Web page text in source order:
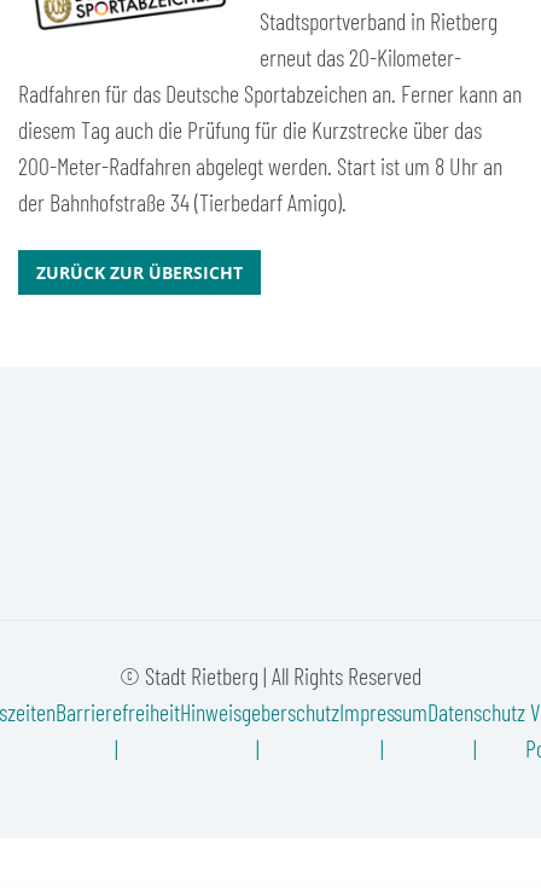
Stadtsportverband in Rietberg
erneut das 20-Kilometer-
Radfahren für das Deutsche Sportabzeichen an. Ferner kann an
diesem Tag auch die Prüfung für die Kurzstrecke über das
200-Meter-Radfahren abgelegt werden. Start ist um 8 Uhr an
der Bahnhofstraße 34 (Tierbedarf Amigo).
ZURÜCK ZUR ÜBERSICHT
© Stadt Rietberg | All Rights Reserved
BarrierefreiheitHinweisgeberschutzImpressumDatenschutz